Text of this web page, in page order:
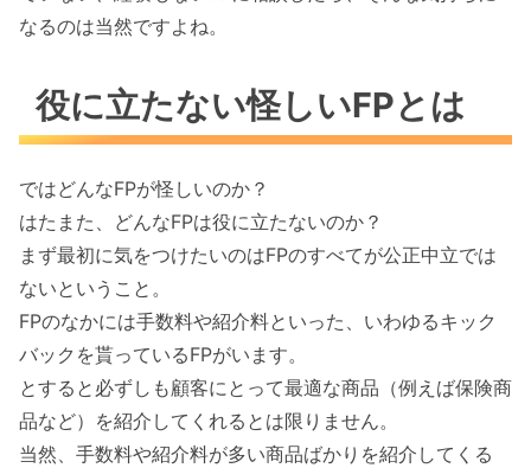
なるのは当然ですよね。
役に立たない怪しいFPとは
ではどんなFPが怪しいのか？
はたまた、どんなFPは役に立たないのか？
まず最初に気をつけたいのはFPのすべてが公正中立では
ないということ。
FPのなかには手数料や紹介料といった、いわゆるキック
バックを貰っているFPがいます。
とすると必ずしも顧客にとって最適な商品（例えば保険商
品など）を紹介してくれるとは限りません。
当然、手数料や紹介料が多い商品ばかりを紹介してくる